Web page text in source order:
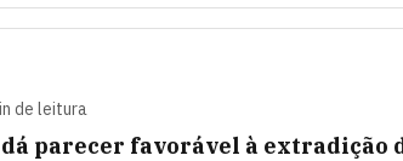
de leitura
parecer favorável à extradição